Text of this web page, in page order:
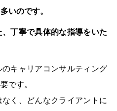
いのです。
丁寧で具体的な指導をいた
キャリアコンサルティング
です。
く、どんなクライアントに